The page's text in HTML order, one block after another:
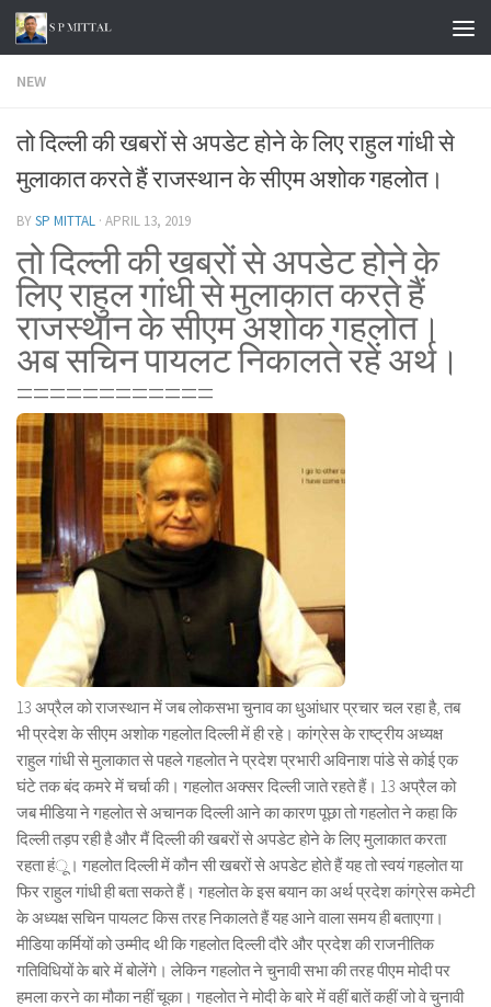
Skip to content
NEW
तो दिल्ली की खबरों से अपडेट होने के लिए राहुल गांधी से
मुलाकात करते हैं राजस्थान के सीएम अशोक गहलोत।
BYSP MITTAL · APRIL 13, 2019
तो दिल्ली की खबरों से अपडेट होने के
लिए राहुल गांधी से मुलाकात करते हैं
राजस्थान के सीएम अशोक गहलोत।
अब सचिन पायलट निकालते रहें अर्थ।
============
13 अप्रैल को राजस्थान में जब लोकसभा चुनाव का धुआंधार प्रचार चल रहा है, तब
भी प्रदेश के सीएम अशोक गहलोत दिल्ली में ही रहे। कांग्रेस के राष्ट्रीय अध्यक्ष
राहुल गांधी से मुलाकात से पहले गहलोत ने प्रदेश प्रभारी अविनाश पांडे से कोई एक
घंटे तक बंद कमरे में चर्चा की। गहलोत अक्सर दिल्ली जाते रहते हैं। 13 अप्रैल को
जब मीडिया ने गहलोत से अचानक दिल्ली आने का कारण पूछा तो गहलोत ने कहा कि
दिल्ली तड़प रही है और मैं दिल्ली की खबरों से अपडेट होने के लिए मुलाकात करता
रहता हंू। गहलोत दिल्ली में कौन सी खबरों से अपडेट होते हैं यह तो स्वयं गहलोत या
फिर राहुल गांधी ही बता सकते हैं। गहलोत के इस बयान का अर्थ प्रदेश कांग्रेस कमेटी
के अध्यक्ष सचिन पायलट किस तरह निकालते हैं यह आने वाला समय ही बताएगा।
मीडिया कर्मियों को उम्मीद थी कि गहलोत दिल्ली दौरे और प्रदेश की राजनीतिक
गतिविधियों के बारे में बोलेंगे। लेकिन गहलोत ने चुनावी सभा की तरह पीएम मोदी पर
हमला करने का मौका नहीं चूका। गहलोत ने मोदी के बारे में वहीं बातें कहीं जो वे चुनावी